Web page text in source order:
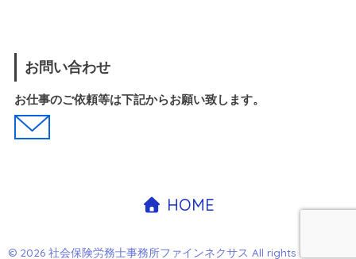
お問い合わせ
お仕事のご依頼等は下記からお願い致します。
HOME
© 2026 社会保険労務士事務所ファインネクサス All rights reserved.